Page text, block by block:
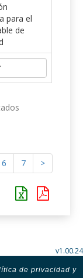
para el
de
6 7 >
v1.00.24
de privacidad y